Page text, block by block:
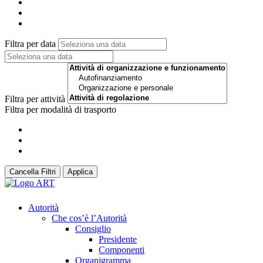
Filtra per data
Filtra per attività
Filtra per modalità di trasporto
Cancella Filtri Applica
Autorità
Che cos’è l’Autorità
Consiglio
Presidente
Componenti
Organigramma